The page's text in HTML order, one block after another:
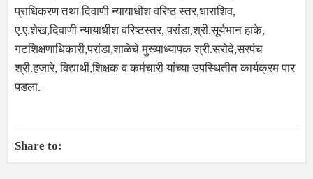
प्राधिकरण तथा दिवाणी न्यायाधीश वरिष्ठ स्तर,धाराशिव,
ए.ए.शेख,दिवाणी न्यायाधीश वरिष्ठस्तर, परांडा,श्री.सूर्यभान हाके,
गटशिक्षणाधिकारी,परांडा,शाळेचे मुख्याध्यापक श्री.सरोदे,सरपंच
श्री.हजारे, विद्यार्थी,शिक्षक व कर्मचारी यांच्या उपस्थितीत कार्यक्रम पार
पडला.
Share to: